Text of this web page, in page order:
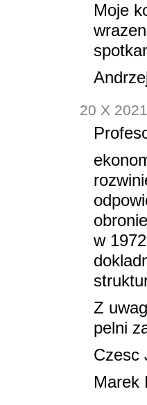
Moje
20 X
w
Z
pelni
Czesc
Marek